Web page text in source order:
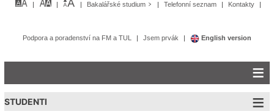
Bakalářské studium Telefonní seznam Kontakty
Podpora a poradenství na FM a TUL Jsem prvák English version
STUDENTI